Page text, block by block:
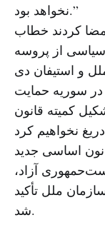
نخواهد بود.”
کردند خطاب
سیاسی از پروسه
و استیفان دی
در سوریه حمایت
کمیته قانون
اساسی جدید
آزاد،
ملل تأکید
شد.